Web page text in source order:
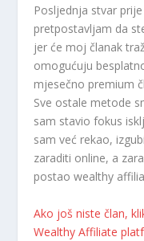
Posljednja stvar
pretpostavljam da
jer će moj članak
omogućuju
mjesečno premium
Sve ostale metode
sam stavio fokus
sam već rekao,
zaraditi online, a
postao wealthy
Ako još niste član,
Wealthy Affiliate